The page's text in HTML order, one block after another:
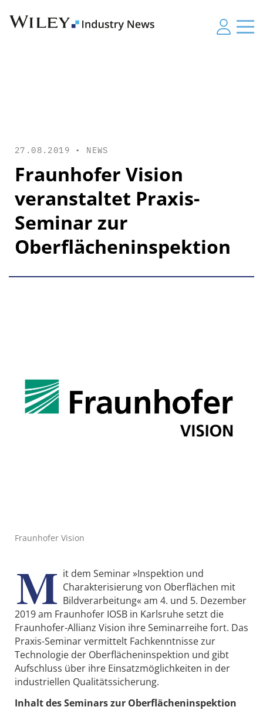
27.08.2019 • NEWS
Fraunhofer Vision
veranstaltet Praxis-
Seminar zur
Oberflächeninspektion
Fraunhofer Vision
M it dem Seminar »Inspektion und
Charakterisierung von Oberflächen mit
Bildverarbeitung« am 4. und 5. Dezember
2019 am Fraunhofer IOSB in Karlsruhe setzt die
Fraunhofer-Allianz Vision ihre Seminarreihe fort. Das
Praxis-Seminar vermittelt Fachkenntnisse zur
Technologie der Oberflächeninspektion und gibt
Aufschluss über ihre Einsatzmöglichkeiten in der
industriellen Qualitätssicherung.
Inhalt des Seminars zur Oberflächeninspektion